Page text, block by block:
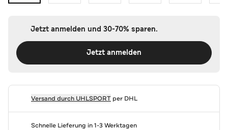
Jetzt anmelden und 30-70% sparen.
Jetzt anmelden
Versand durch UHLSPORTper DHL
Schnelle Lieferung in 1-3 Werktagen